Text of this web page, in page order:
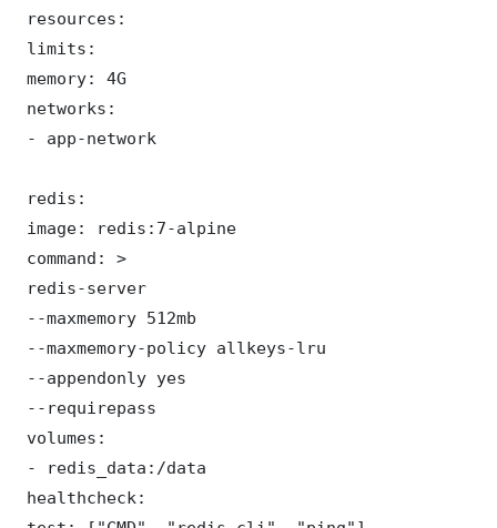
resources:
limits:
memory: 4G
networks:
- app-network
redis:
image: redis:7-alpine
command: >
redis-server
--maxmemory 512mb
--maxmemory-policy allkeys-lru
--appendonly yes
--requirepass
volumes:
- redis_data:/data
healthcheck: